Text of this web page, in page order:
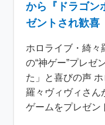
から『ドラゴン
ゼントされ歓喜
ホロライブ・綺々
の“神ゲー”プレ
た」と喜びの声
羅々ヴィヴィさん
ゲームをプレゼン